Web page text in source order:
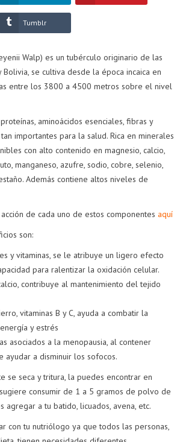
Tumblr
Walp) es un tubérculo originario de las
se cultiva desde la época incaica en
entre los 3800 a 4500 metros sobre el nivel
aminoácidos esenciales, fibras y
importantes para la salud. Rica en minerales
con alto contenido en magnesio, calcio,
manganeso, azufre, sodio, cobre, selenio,
Además contiene altos niveles de
de cada uno de estos componentes aquí
son:
y vitaminas, se le atribuye un ligero efecto
para ralentizar la oxidación celular.
contribuye al mantenimiento del tejido
vitaminas B y C, ayuda a combatir la
y estrés
asociados a la menopausia, al contener
ayudar a disminuir los sofocos.
se seca y tritura, la puedes encontrar en
consumir de 1 a 5 gramos de polvo de
agregar a tu batido, licuados, avena, etc.
con tu nutriólogo ya que todos las personas,